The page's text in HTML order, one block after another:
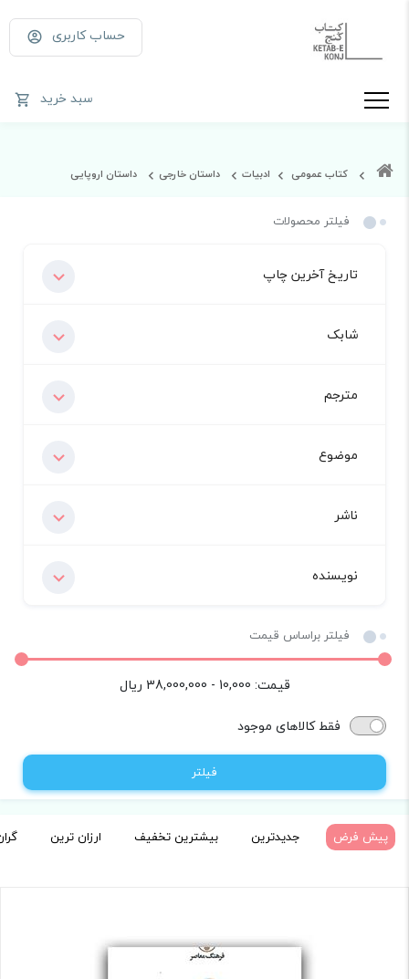
حساب کاربری
سبد خرید
کتاب عمومی ادبیات داستان خارجی داستان اروپایی
فیلتر محصولات
تاریخ آخرین چاپ
شابک
مترجم
موضوع
ناشر
نویسنده
فیلتر براساس قیمت
قیمت: 10,000 - 38,000,000
ریال
فقط کالاهای موجود
فیلتر
پیش فرض جدیدترین بیشترین تخفیف ارزان ترین